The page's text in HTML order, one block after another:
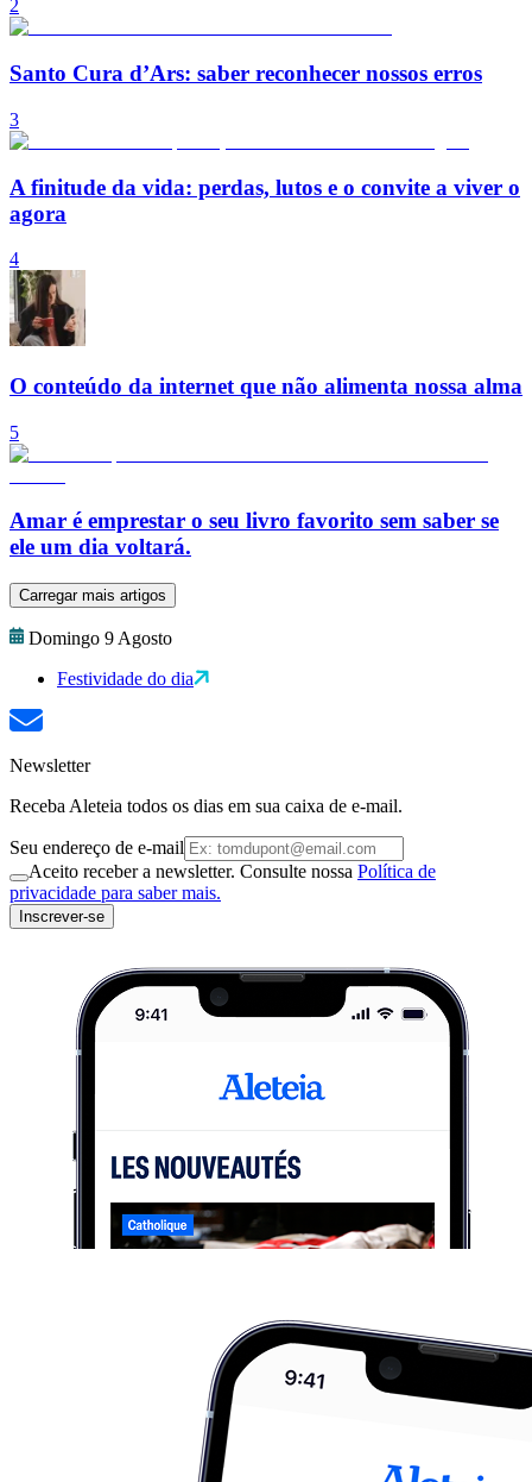
2
Santo Cura d’Ars: saber reconhecer nossos erros
3
A finitude da vida: perdas, lutos e o convite a viver o
agora
4
O conteúdo da internet que não alimenta nossa alma
5
Amar é emprestar o seu livro favorito sem saber se
ele um dia voltará.
Carregar mais artigos
Domingo 9 Agosto
Festividade do dia
Newsletter
Receba Aleteia todos os dias em sua caixa de e-mail.
Seu endereço de e-mail
Aceito receber a newsletter. Consulte nossa Política de
privacidade para saber mais.
Inscrever-se